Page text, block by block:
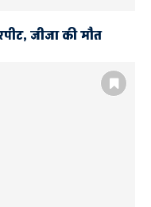
जीजा की मौत